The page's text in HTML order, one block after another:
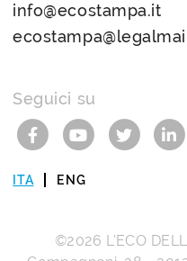
info@ecostampa.it
Seguici su
ITA ENG
©2026 L’ECO